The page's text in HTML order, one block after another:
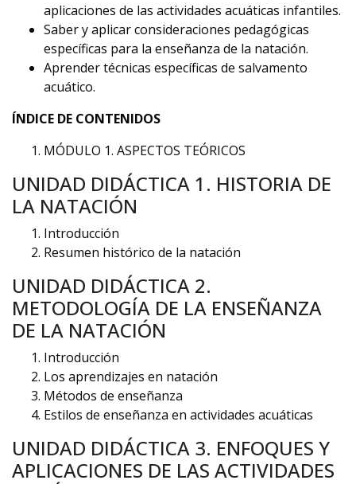
aplicaciones de las actividades acuáticas infantiles.
Saber y aplicar consideraciones pedagógicas
específicas para la enseñanza de la natación.
Aprender técnicas específicas de salvamento
acuático.
ÍNDICE DE CONTENIDOS
MÓDULO 1. ASPECTOS TEÓRICOS
UNIDAD DIDÁCTICA 1. HISTORIA DE
LA NATACIÓN
Introducción
Resumen histórico de la natación
UNIDAD DIDÁCTICA 2.
METODOLOGÍA DE LA ENSEÑANZA
DE LA NATACIÓN
Introducción
Los aprendizajes en natación
Métodos de enseñanza
Estilos de enseñanza en actividades acuáticas
UNIDAD DIDÁCTICA 3. ENFOQUES Y
APLICACIONES DE LAS ACTIVIDADES